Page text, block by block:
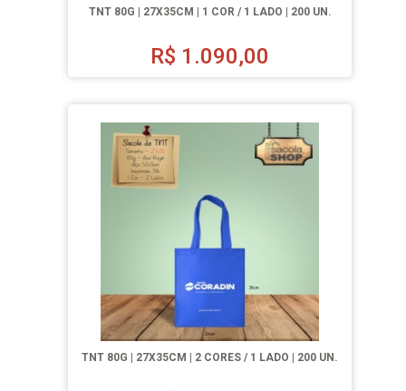
TNT 80G | 27X35CM | 1 COR / 1 LADO | 200 UN.
R$ 1.090,00
TNT 80G | 27X35CM | 2 CORES / 1 LADO | 200 UN.